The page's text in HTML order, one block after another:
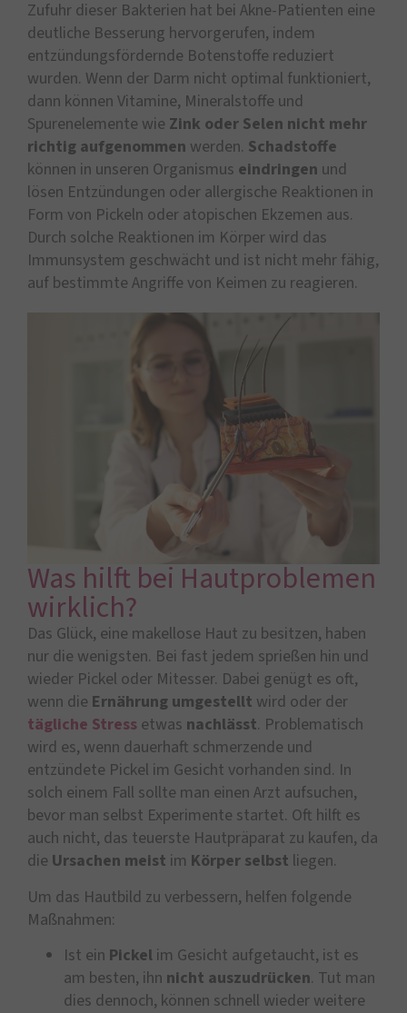
Zufuhr dieser Bakterien hat bei Akne-Patienten eine
deutliche Besserung hervorgerufen, indem
entzündungsfördernde Botenstoffe reduziert
wurden. Wenn der Darm nicht optimal funktioniert,
dann können Vitamine, Mineralstoffe und
Spurenelemente wie Zink oder Selen nicht mehr
richtig aufgenommen werden. Schadstoffe
können in unseren Organismus eindringen und
lösen Entzündungen oder allergische Reaktionen in
Form von Pickeln oder atopischen Ekzemen aus.
Durch solche Reaktionen im Körper wird das
Immunsystem geschwächt und ist nicht mehr fähig,
auf bestimmte Angriffe von Keimen zu reagieren.
Was hilft bei Hautproblemen
wirklich?
Das Glück, eine makellose Haut zu besitzen, haben
nur die wenigsten. Bei fast jedem sprießen hin und
wieder Pickel oder Mitesser. Dabei genügt es oft,
wenn die Ernährung umgestellt wird oder der
tägliche Stress etwas nachlässt. Problematisch
wird es, wenn dauerhaft schmerzende und
entzündete Pickel im Gesicht vorhanden sind. In
solch einem Fall sollte man einen Arzt aufsuchen,
bevor man selbst Experimente startet. Oft hilft es
auch nicht, das teuerste Hautpräparat zu kaufen, da
die Ursachen meist im Körper selbst liegen.
Um das Hautbild zu verbessern, helfen folgende
Maßnahmen:
Ist ein Pickel im Gesicht aufgetaucht, ist es
am besten, ihn nicht auszudrücken. Tut man
dies dennoch, können schnell wieder weitere